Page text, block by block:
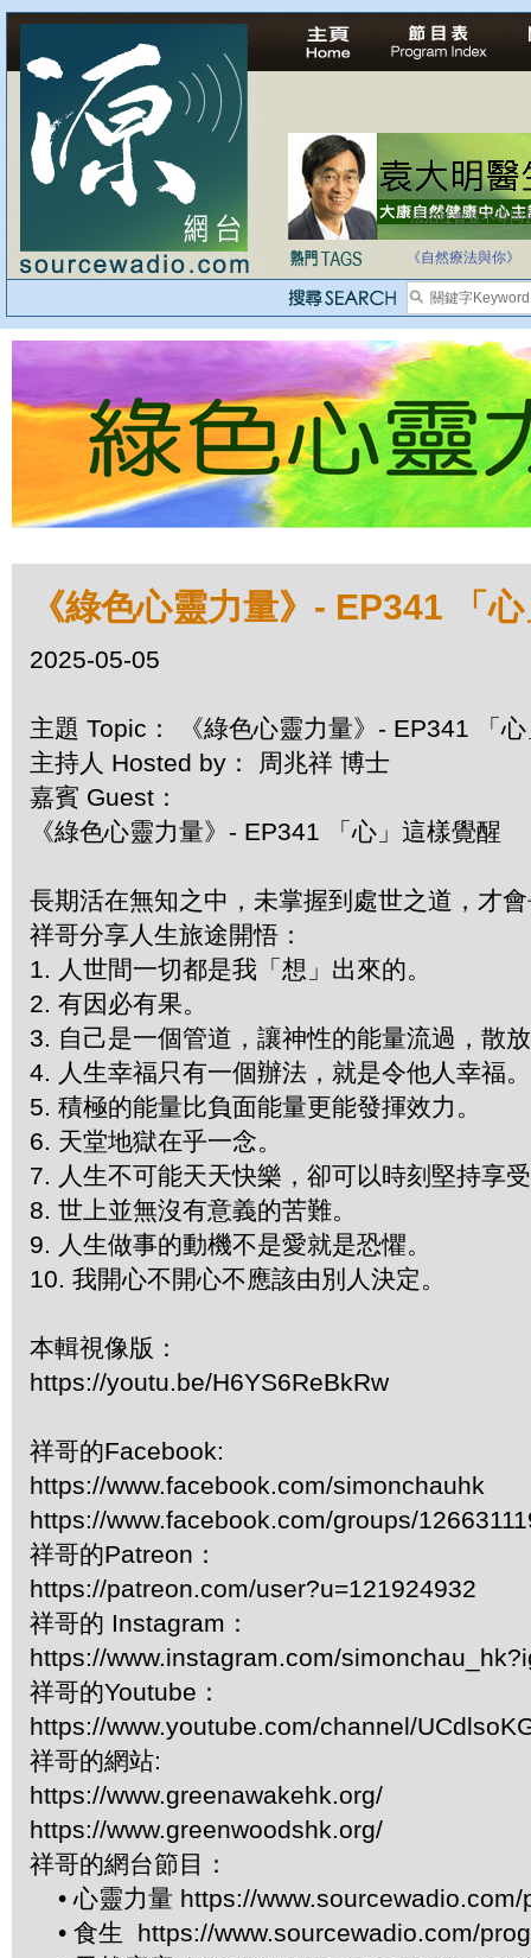
法治社會並不等同
自家教育合法化-
《自然療法與你》
《綠色心靈力量》- EP341 「
2025-05-05
主題 Topic： 《綠色心靈力量》- EP341 「
主持人 Hosted by： 周兆祥 博士
嘉賓 Guest：
《綠色心靈力量》- EP341 「心」這樣覺醒
長期活在無知之中，未掌握到處世之道，才
祥哥分享人生旅途開悟：
1. 人世間一切都是我「想」出來的。
2. 有因必有果。
3. 自己是一個管道，讓神性的能量流過，散
4. 人生幸福只有一個辦法，就是令他人幸福
5. 積極的能量比負面能量更能發揮效力。
6. 天堂地獄在乎一念。
7. 人生不可能天天快樂，卻可以時刻堅持享
8. 世上並無沒有意義的苦難。
9. 人生做事的動機不是愛就是恐懼。
10. 我開心不開心不應該由別人決定。
本輯視像版：
https://youtu.be/H6YS6ReBkRw
祥哥的Facebook:
https://www.facebook.com/simonchauhk
https://www.facebook.com/groups/
祥哥的Patreon：
https://patreon.com/user?u=121924932
祥哥的 Instagram：
https://www.instagram.com/
祥哥的Youtube：
https://www.youtube.com/channel/
祥哥的網站:
https://www.greenawakehk.org/
https://www.greenwoodshk.org/
祥哥的網台節目：
• 心靈力量 https://
• 食生 https://www.sourcewadio.com/